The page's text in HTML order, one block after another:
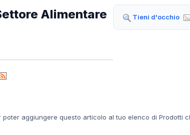
Alimentare
Tieni d'occhio
poter aggiungere questo articolo al tuo elenco di Prodotti